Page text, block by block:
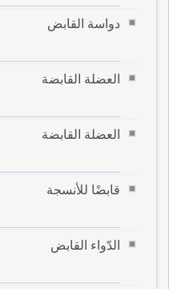
دواسة القابض
العضلة القابضة
العضلة القابضة
قابضًا للأنسجة
الدّواء القابض